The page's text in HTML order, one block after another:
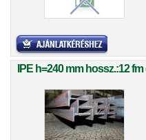
IPE h=240 mm hossz.:12